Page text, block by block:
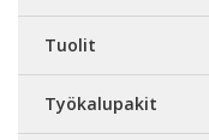
Tuolit
Työkalupakit